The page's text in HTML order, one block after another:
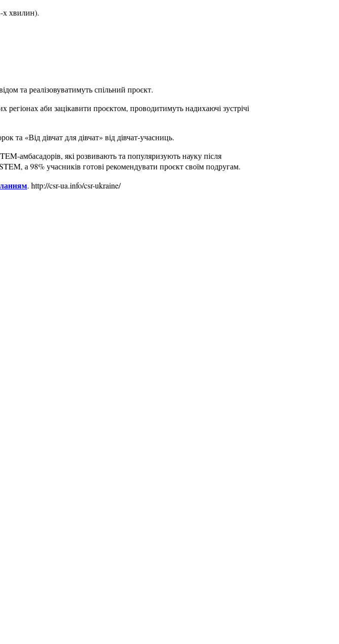
х хвилин).
та реалізовуватимуть спільний проєкт.
регіонах аби зацікавити проєктом, проводитимуть надихаючі зустрічі
та «Від дівчат для дівчат» від дівчат-учасниць.
амбасадорів, які розвивають та популяризують науку після
а 98% учасників готові рекомендувати проєкт своїм подругам.
. http://csr-ua.info/csr-ukraine/